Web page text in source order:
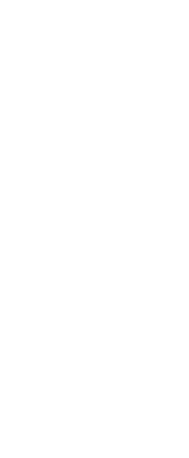
e lanches leves no
depois de um dia de